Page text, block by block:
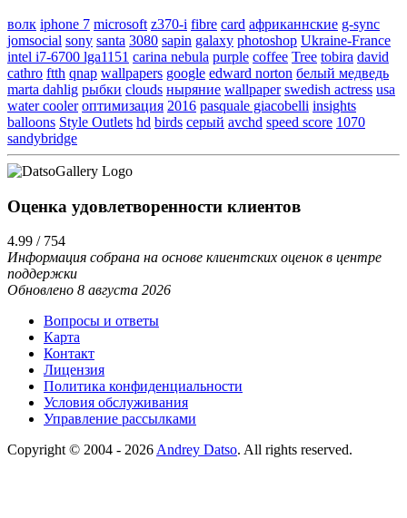
волк iphone 7 microsoft z370-i fibre card африканнские g-sync
jomsocial sony santa 3080 sapin galaxy photoshop Ukraine-France
intel i7-6700 lga1151 carina nebula purple coffee Tree tobira david
cathro ftth qnap wallpapers google edward norton белый медведь
marta dahlig рыбки clouds ныряние wallpaper swedish actress usa
water cooler оптимизация 2016 pasquale giacobelli insights
balloons Style Outlets hd birds серый avchd speed score 1070
sandybridge
Оценка удовлетворенности клиентов
4.99 / 754
Информация собрана на основе клиентских оценок в центре
поддержки
Обновлено 8 августа 2026
Вопросы и ответы
Карта
Контакт
Лицензия
Политика конфиденциальности
Условия обслуживания
Управление рассылками
Copyright © 2004 - 2026Andrey Datso. All rights reserved.